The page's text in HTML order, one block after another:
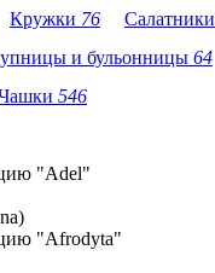
Кружки 76 Салатники
и бульонницы 64
546
"Adel"
"Afrodyta"